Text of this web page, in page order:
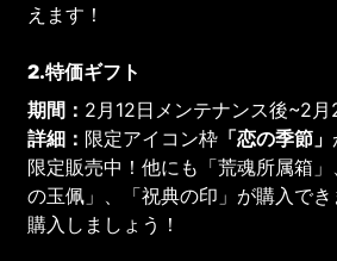
えます！
2.特価ギフト
期間： 2月12日メンテナンス後~2
詳細： 限定アイコン枠 「恋の季節」
限定販売中！他にも「荒魂所属箱
の玉佩」、「祝典の印」が購入で
購入しましょう！